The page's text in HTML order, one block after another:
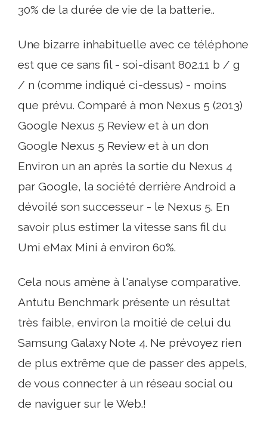
30% de la durée de vie de la batterie..
Une bizarre inhabituelle avec ce téléphone
est que ce sans fil - soi-disant 802.11 b / g
/ n (comme indiqué ci-dessus) - moins
que prévu. Comparé à mon Nexus 5 (2013)
Google Nexus 5 Review et à un don
Google Nexus 5 Review et à un don
Environ un an après la sortie du Nexus 4
par Google, la société derrière Android a
dévoilé son successeur - le Nexus 5. En
savoir plus estimer la vitesse sans fil du
Umi eMax Mini à environ 60%.
Cela nous amène à l'analyse comparative.
Antutu Benchmark présente un résultat
très faible, environ la moitié de celui du
Samsung Galaxy Note 4. Ne prévoyez rien
de plus extrême que de passer des appels,
de vous connecter à un réseau social ou
de naviguer sur le Web.!